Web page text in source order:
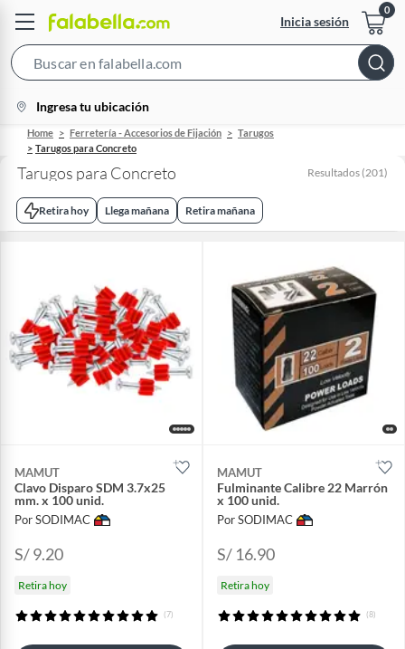
Inicia sesión
Bar
location-
icon
Ingresa tu ubicación
Home Ferretería - Accesorios de Fijación
Tarugos
Tarugos para Concreto
Tarugos para Concreto Resultados (201)
Retira hoy Llega mañana Retira mañana
MAMUT
Clavo Disparo SDM 3.7x25
mm. x 100 unid.
Por SODIMAC
S/ 9.20
Retira hoy
(7)
MAMUT
Fulminante Calibre 22 Marrón
x 100 unid.
Por SODIMAC
S/ 16.90
Retira hoy
(8)